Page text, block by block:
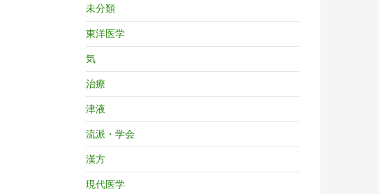
未分類
東洋医学
気
治療
津液
流派・学会
漢方
現代医学